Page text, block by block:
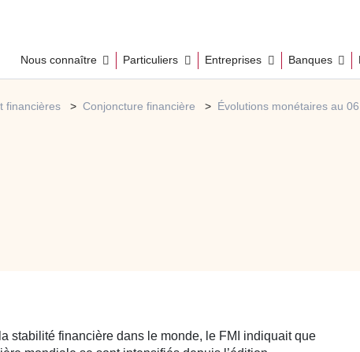
Nous connaître Particuliers Entreprises Banques
financières Conjoncture financière Évolutions monétaires au
stabilité financière dans le monde, le FMI indiquait que